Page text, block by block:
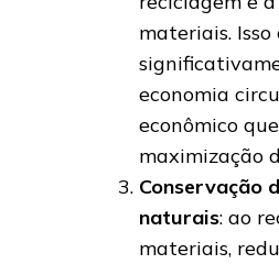
materiais.
economia
econômico
maximização
Conservação
naturais: ao
materiais,